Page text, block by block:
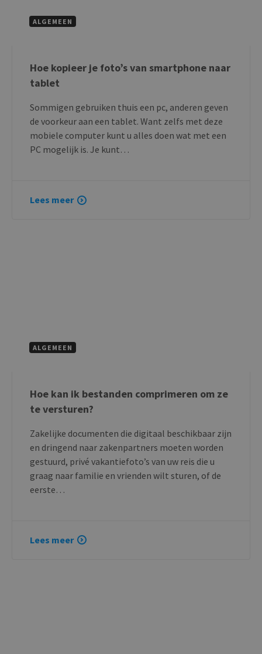
ALGEMEEN
Hoe kopieer je foto’s van smartphone naar
tablet
Sommigen gebruiken thuis een pc, anderen geven
de voorkeur aan een tablet. Want zelfs met deze
mobiele computer kunt u alles doen wat met een
PC mogelijk is. Je kunt…
Lees meer
ALGEMEEN
Hoe kan ik bestanden comprimeren om ze
te versturen?
Zakelijke documenten die digitaal beschikbaar zijn
en dringend naar zakenpartners moeten worden
gestuurd, privé vakantiefoto’s van uw reis die u
graag naar familie en vrienden wilt sturen, of de
eerste…
Lees meer